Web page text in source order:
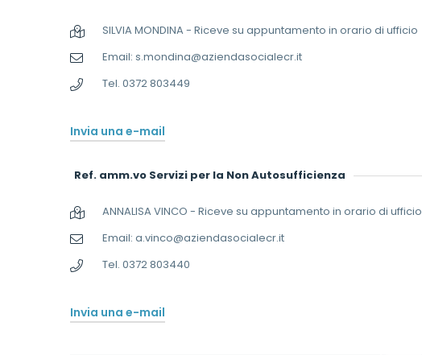
SILVIA MONDINA - Riceve su appuntamento in orario di ufficio
Email: s.mondina@aziendasocialecr.it
Tel. 0372 803449
Invia una e-mail
Ref. amm.vo Servizi per la Non Autosufficienza
ANNALISA VINCO - Riceve su appuntamento in orario di ufficio
Email: a.vinco@aziendasocialecr.it
Tel. 0372 803440
Invia una e-mail